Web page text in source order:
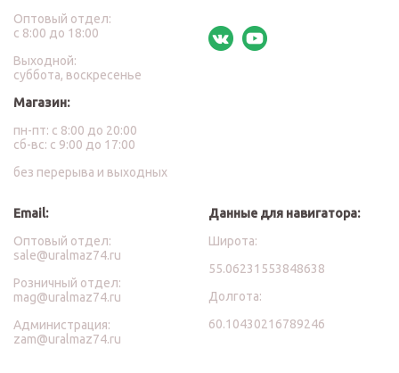
Оптовый отдел:
с 8:00 до 18:00
Выходной:
суббота, воскресенье
Магазин:
пн-пт: с 8:00 до 20:00
сб-вс: с 9:00 до 17:00
без перерыва и выходных
Email:
Оптовый отдел:
sale@uralmaz74.ru
Розничный отдел:
mag@uralmaz74.ru
Администрация:
zam@uralmaz74.ru
Данные для навигатора:
Широта:
55.06231553848638
Долгота:
60.10430216789246